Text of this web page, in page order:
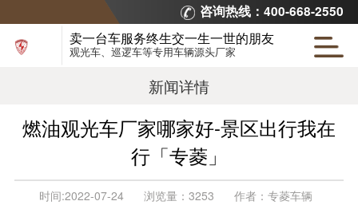
咨询热线：400-668-2550
卖一台车服务终生交一生一世的朋友
观光车、巡逻车等专用车辆源头厂家
新闻详情
燃油观光车厂家哪家好-景区出行我在
行「专菱」
时间:2022-07-24 浏览量： 3253 作者： 专菱车辆